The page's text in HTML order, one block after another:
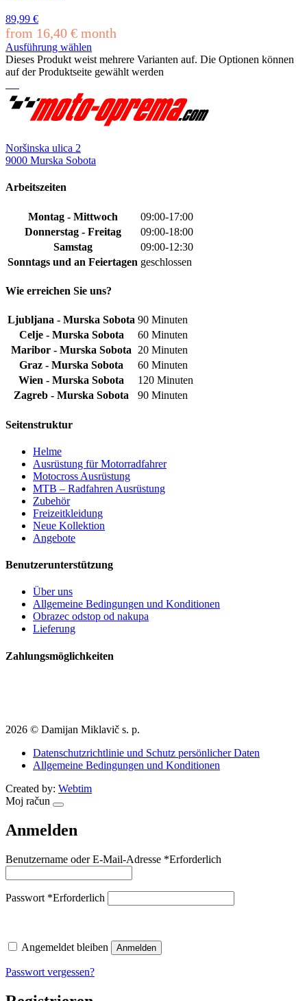
89,99 €
from 16,40 € month
Ausführung wählen
Dieses Produkt weist mehrere Varianten auf. Die Optionen können
auf der Produktseite gewählt werden
Noršinska ulica 2
9000 Murska Sobota
Arbeitszeiten
Montag - Mittwoch
09:00-17:00
Donnerstag - Freitag
09:00-18:00
Samstag
09:00-12:30
Sonntags und an Feiertagen geschlossen
Wie erreichen Sie uns?
Ljubljana - Murska Sobota 90 Minuten
Celje - Murska Sobota
60 Minuten
Maribor - Murska Sobota
20 Minuten
Graz - Murska Sobota
60 Minuten
Wien - Murska Sobota
120 Minuten
Zagreb - Murska Sobota
90 Minuten
Seitenstruktur
Helme
Ausrüstung für Motorradfahrer
Motocross Ausrüstung
MTB – Radfahren Ausrüstung
Zubehör
Freizeitkleidung
Neue Kollektion
Angebote
Benutzerunterstützung
Über uns
Allgemeine Bedingungen und Konditionen
Obrazec odstop od nakupa
Lieferung
Zahlungsmöglichkeiten
2026 © Damijan Miklavič s. p.
Datenschutzrichtlinie und Schutz persönlicher Daten
Allgemeine Bedingungen und Konditionen
Created by: Webtim
Moj račun
Anmelden
Benutzername oder E-Mail-Adresse *Erforderlich
Passwort *Erforderlich
Angemeldet bleiben Anmelden
Passwort vergessen?